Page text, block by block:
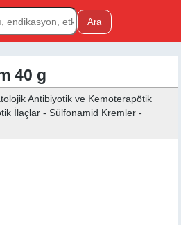
40 g
Antibiyotik ve Kemoterapötik
İlaçlar - Sülfonamid Kremler -